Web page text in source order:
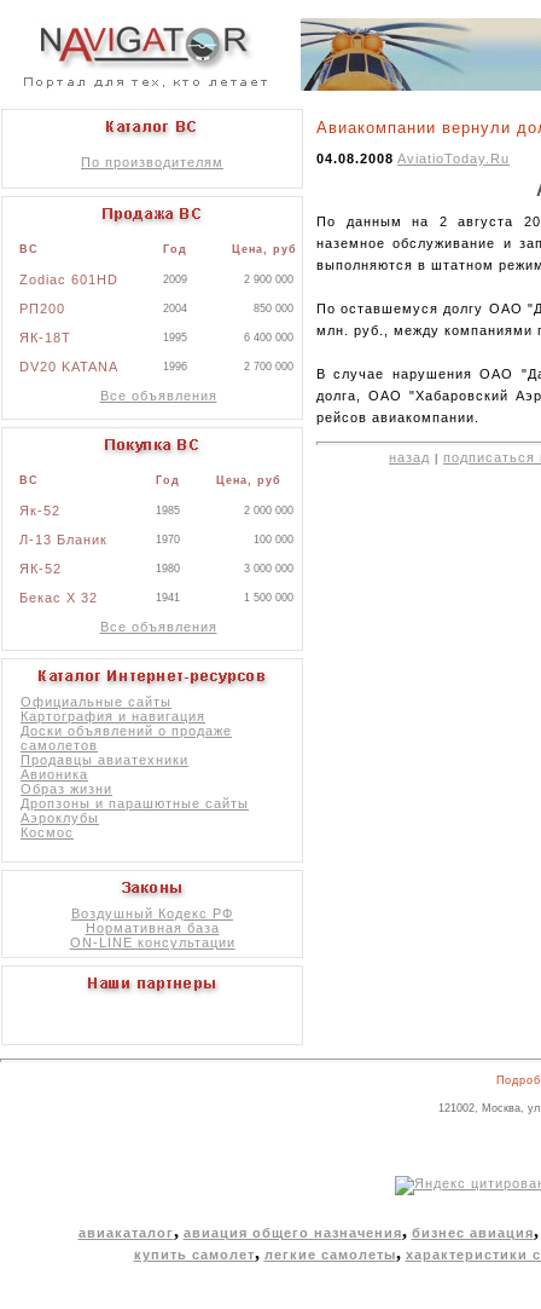
По производителям
ВС Год Цена, руб
Zodiac 601HD 2009 2 900 000
РП200 2004 850 000
ЯК-18Т 1995 6 400 000
DV20 KATANA 1996 2 700 000
Все объявления
ВС Год Цена, руб
Як-52 1985 2 000 000
Л-13 Бланик 1970 100 000
ЯК-52 1980 3 000 000
Бекас X 32 1941 1 500 000
Все объявления
Официальные сайты
Картография и навигация
Доски объявлений о продаже
самолетов
Продавцы авиатехники
Авионика
Образ жизни
Дропзоны и парашютные сайты
Аэроклубы
Космос
Воздушный Кодекс РФ
Нормативная база
ON-LINE консультации
Авиакомпании вернули
04.08.2008 AviatioToday.Ru
По данным на 2 августа
наземное обслуживание и
выполняются в штатном
По оставшемуся долгу ОАО
млн. руб., между компаниями
В случае нарушения ОАО
долга, ОАО "Хабаровский
рейсов авиакомпании.
назад подписаться
121002, Москва,
авиакаталог, авиация общего назначения, бизнес авиация
купить самолет, легкие самолеты, характеристики